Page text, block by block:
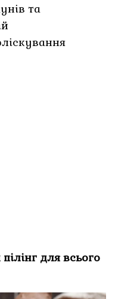
та
для всього